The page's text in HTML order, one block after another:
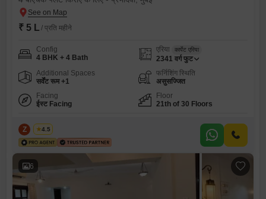
₹ 5 L / प्रति महीने
Config
4 BHK + 4 Bath
एरिया कार्पेट एरिया
2341 वर्ग फुट
Additional Spaces
सर्वेंट रूम +1
फर्निशिंग स्थिति
असुसज्जित
Facing
ईस्ट Facing
Floor
21th of 30 Floors
Z Zeltro
4.5
6